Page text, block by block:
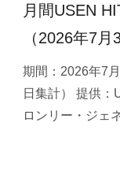
月間USEN
（2026年7
期間：2026年7
日集計） 提供：
ロンリー・ジェ